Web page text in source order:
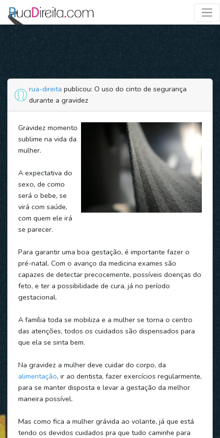
rua-direita publicou: O uso do cinto de segurança
durante a gravidez
Gravidez momento
sublime na vida da
mulher.
A expectativa do
sexo, de como
será o bebe, se
virá com saúde,
com quem ele irá
se parecer.
Para garantir uma boa gestação, é importante fazer o
pré-natal. Com o avanço da medicina exames são
capazes de detectar precocemente, possíveis doenças do
feto, e ter a possibilidade de cura, já no período
gestacional.
A família toda se mobiliza e a mulher se torna o centro
das atenções, todos os cuidados são dispensados para
que ela se sinta bem.
Na gravidez a mulher deve cuidar do corpo, da
alimentação, ir ao dentista, fazer exercícios regularmente,
para se manter disposta e levar a gestação da melhor
maneira possível.
Mas como fica a mulher grávida ao volante, já que está
tendo os devidos cuidados pra que tudo caminhe para